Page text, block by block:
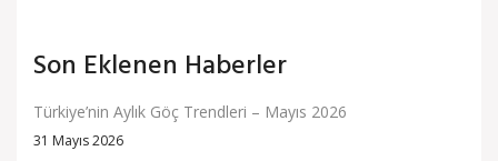
Son Eklenen Haberler
Türkiye’nin Aylık Göç Trendleri – Mayıs 2026
31 Mayıs 2026